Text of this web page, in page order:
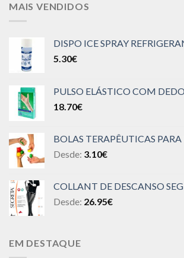
MAIS VENDIDOS
DISPO ICE SPRAY
5.30€
PULSO ELÁSTICO COM DEDO
18.70€
BOLAS TERAPÊUTICAS
Desde: 3.10€
COLLANT DE DESCANSO
Desde: 26.95€
EM DESTAQUE